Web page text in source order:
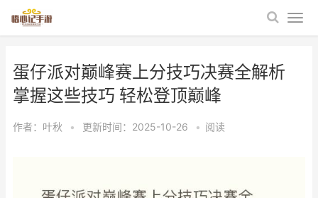
蛋仔派对巅峰赛上分技巧决赛全解析
掌握这些技巧 轻松登顶巅峰
作者： 叶秋 • 更新时间：2025-10-26 • 阅读